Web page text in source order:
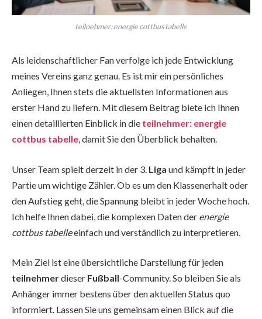
teilnehmer: energie cottbus tabelle
Als leidenschaftlicher Fan verfolge ich jede Entwicklung
meines Vereins ganz genau. Es ist mir ein persönliches
Anliegen, Ihnen stets die aktuellsten Informationen aus
erster Hand zu liefern. Mit diesem Beitrag biete ich Ihnen
einen detaillierten Einblick in die teilnehmer: energie
cottbus tabelle, damit Sie den Überblick behalten.
Unser Team spielt derzeit in der 3. Liga und kämpft in jeder
Partie um wichtige Zähler. Ob es um den Klassenerhalt oder
den Aufstieg geht, die Spannung bleibt in jeder Woche hoch.
Ich helfe Ihnen dabei, die komplexen Daten der energie
cottbus tabelleeinfach und verständlich zu interpretieren.
Mein Ziel ist eine übersichtliche Darstellung für jeden
teilnehmerdieser Fußball-Community. So bleiben Sie als
Anhänger immer bestens über den aktuellen Status quo
informiert. Lassen Sie uns gemeinsam einen Blick auf die